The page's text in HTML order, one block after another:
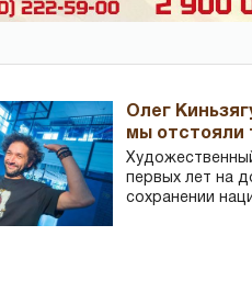
Олег
мы отстояли
первых лет на
сохранении